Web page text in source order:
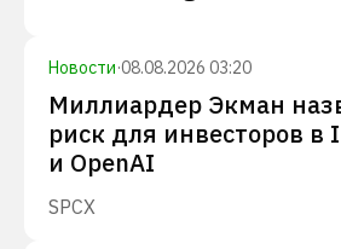
Новости·08.08.2026 03:20
Миллиардер Экман
риск для инвесторов в
и OpenAI
SPCX